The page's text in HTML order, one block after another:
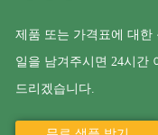
제품 또는 가격표에 대한
일을 남겨주시면 24시간
드리겠습니다.